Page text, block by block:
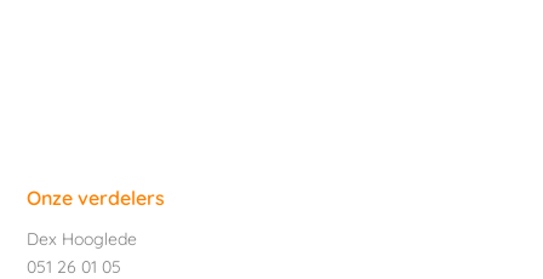
Onze verdelers
Dex Hooglede
051 26 01 05